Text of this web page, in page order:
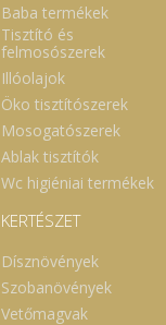
Baba termékek
Tisztító és
felmosószerek
Illóolajok
Öko tisztítószerek
Mosogatószerek
Ablak tisztítók
Wc higiéniai termékek
KERTÉSZET
Dísznövények
Szobanövények
Vetőmagvak